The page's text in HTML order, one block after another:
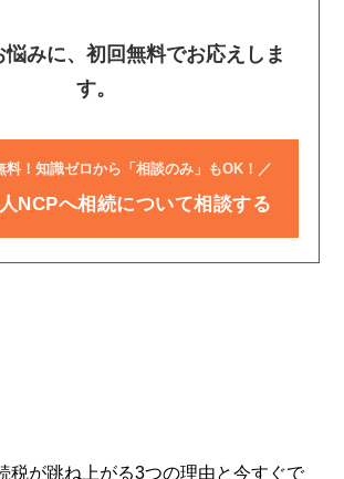
悩みに、初回無料でお応えしま
す。
料！知識ゼロから「相談のみ」もOK！／
NCPへ相続について相談する
税が跳ね上がる3つの理由と今すぐで